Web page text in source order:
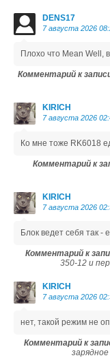
DENS17
7 августа 2026
Плохо что Mean Well,
Комментарий к
KIRICH
7 августа 2026
Ко мне тоже RK6018
Комментарий к
KIRICH
7 августа 2026
Блок ведет себя так -
Комментарий к
350-12 и
KIRICH
7 августа 2026
нет, такой режим не
Комментарий к